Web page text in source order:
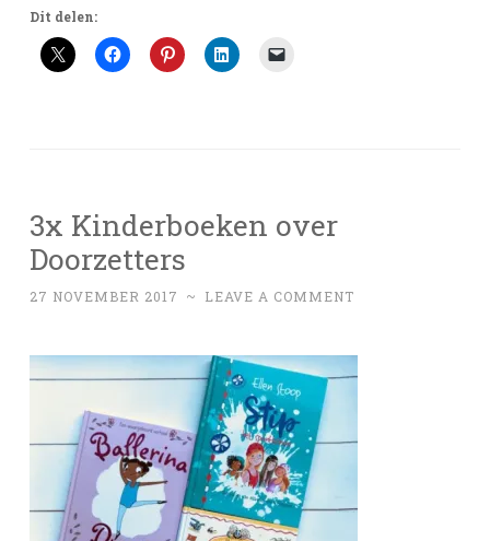
Dit delen:
3x Kinderboeken over
Doorzetters
27 NOVEMBER 2017 ~ LEAVE A COMMENT